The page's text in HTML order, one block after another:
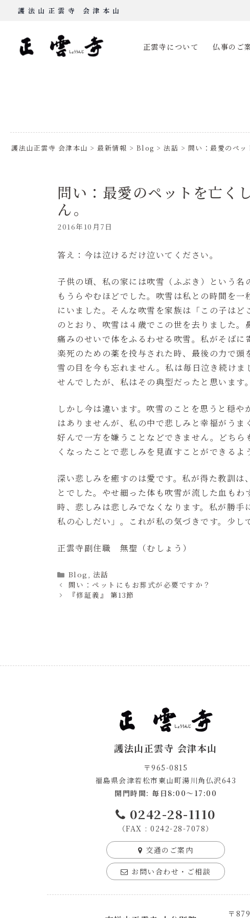
Skip
content
護法山正雲寺 会津本山
正雲寺について 仏事のご
護法山正雲寺 会津本山 > 最新情報 > Blog > 法話 > 問い：最愛のペッ
問い：最愛のペットを亡く
ん。
2016年10月7日
答え：今は泣けるだけ泣いてください。
子供の頃、私の家には吹雪（ふぶき）という
もうらやむほどでした。吹雪は私との時間を
にいました。そんな吹雪を家族は「この子は
のとおり、吹雪は４歳でこの世を去りました。
痛みのせいで体をふるわせる吹雪。私がそば
楽死のための薬を投与された時、最後の力で
雪の目を今も忘れません。私は毎日泣き続け
せんでしたが、私はその典型だったと思います
しかし今は違います。吹雪のことを思うと穏
はありませんが、私の中で悲しみと幸福がう
好んで一方を嫌うことなどできません。どち
くなったことで悲しみを見直すことができるよ
深い悲しみを癒すのは愛です。私が得た教訓
とでした。やせ細った体も吹雪が流した血も
時、悲しみは悲しみでなくなります。私が勝
私の心しだい」。これが私の気づきです。少し
正雲寺副住職 無聖（むしょう）
Categories
Blog
法話
問い：ペットにもお葬式が必要ですか？
『修証義』 第13節
護法山正雲寺 会津本山
〒965-0815
福島県会津若松市東山町湯川角仏沢643
開門時間: 毎日8:00～17:00
0242-28-1110
（FAX : 0242-28-7078）
交通のご案内
お問い合わせ・ご相談
〒